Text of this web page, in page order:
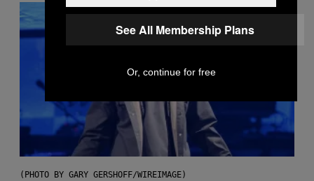
(PHOTO BY GARY GERSHOFF/WIREIMAGE)
See All Membership Plans
Or, continue for free